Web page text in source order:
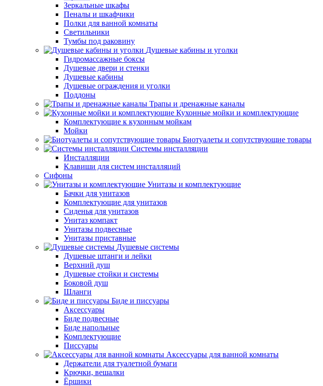
Зеркальные шкафы
Пеналы и шкафчики
Полки для ванной комнаты
Светильники
Тумбы под раковину
Душевые кабины и уголки
Гидромассажные боксы
Душевые двери и стенки
Душевые кабины
Душевые ограждения и уголки
Поддоны
Трапы и дренажные каналы
Кухонные мойки и комплектующие
Комплектующие к кухонным мойкам
Мойки
Биотуалеты и сопутствующие товары
Системы инсталляции
Инсталляции
Клавиши для систем инсталляций
Сифоны
Унитазы и комплектующие
Бачки для унитазов
Комплектующие для унитазов
Сиденья для унитазов
Унитаз компакт
Унитазы подвесные
Унитазы приставные
Душевые системы
Душевые штанги и лейки
Верхний душ
Душевые стойки и системы
Боковой душ
Шланги
Биде и писсуары
Аксессуары
Биде подвесные
Биде напольные
Комплектующие
Писсуары
Аксессуары для ванной комнаты
Держатели для туалетной бумаги
Крючки, вешалки
Ёршики